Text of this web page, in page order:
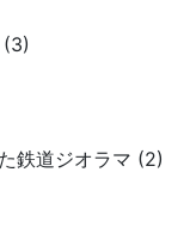
(3)
鉄道ジオラマ (2)